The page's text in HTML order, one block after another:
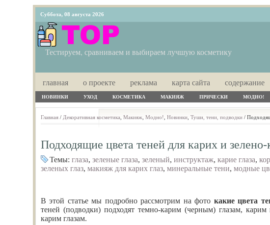
Суббота, 08 августа 2026
Тестируем, сравниваем и выбираем лучшую косметику
главная о проекте реклама карта сайта содержание
НОВИНКИ УХОД КОСМЕТИКА МАКИЯЖ ПРИЧЕСКИ МОДНО!
Главная / Декоративная косметика Макияж Модно! Новинки Туши, тени, подводки /
Подходящие цвета теней для карих и зелено-
Темы: глаза, зеленые глаза, зеленый, инструктаж, карие глаза,
зеленых глаз, макияж для карих глаз, минеральные тени, модные
В этой статье мы подробно рассмотрим на фото какие цвета
теней (подводки) подходят темно-карим (черным) глазам, карим
карим глазам.